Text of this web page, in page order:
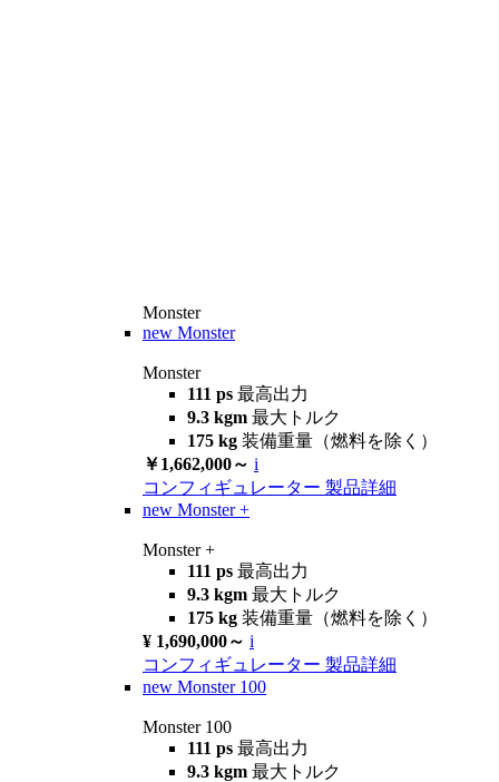
Monster
new Monster
Monster
111 ps 最高出力
9.3 kgm 最大トルク
175 kg 装備重量（燃料を除く）
￥1,662,000～ i
コンフィギュレーター 製品詳細
new Monster +
Monster +
111 ps 最高出力
9.3 kgm 最大トルク
175 kg 装備重量（燃料を除く）
¥ 1,690,000～ i
コンフィギュレーター 製品詳細
new Monster 100
Monster 100
111 ps 最高出力
9.3 kgm 最大トルク